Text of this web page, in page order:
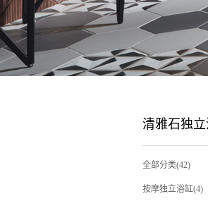
清雅石独
全部分类(42)
按摩独立浴缸(4)